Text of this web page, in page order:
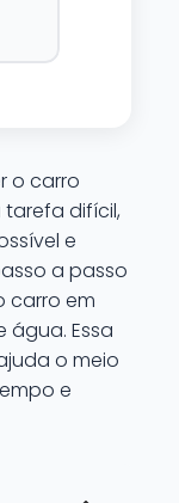
o carro
difícil,
e
a passo
carro em
água. Essa
o meio
e